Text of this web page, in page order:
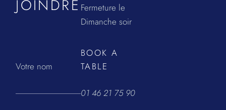
JOINDRE
Votre nom
Fermeture le
Dimanche soir
BOOK A
TABLE
01 46 21 75 90